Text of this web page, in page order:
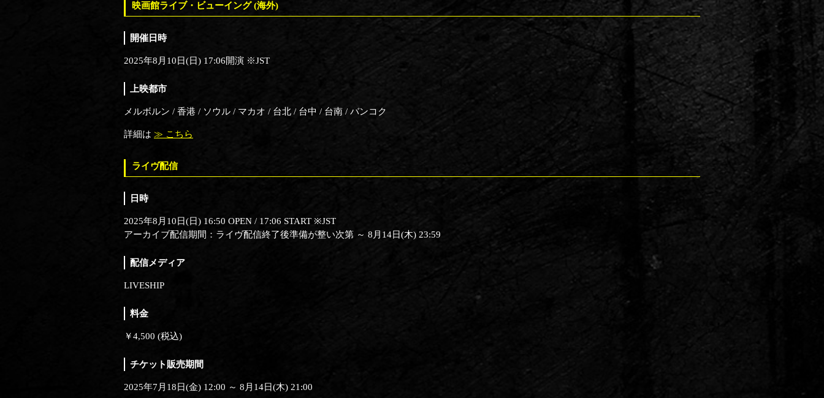
映画館ライブ・ビューイング (海外)
開催日時
2025年8月10日(日) 17:06開演 ※JST
上映都市
メルボルン / 香港 / ソウル / マカオ / 台北 / 台中 / 台南 / バンコク
詳細は ≫ こちら
ライヴ配信
日時
2025年8月10日(日) 16:50 OPEN / 17:06 START ※JST
アーカイブ配信期間：ライヴ配信終了後準備が整い次第 ～ 8月14日(木) 23:59
配信メディア
LIVESHIP
料金
￥4,500 (税込)
チケット販売期間
2025年7月18日(金) 12:00 ～ 8月14日(木) 21:00